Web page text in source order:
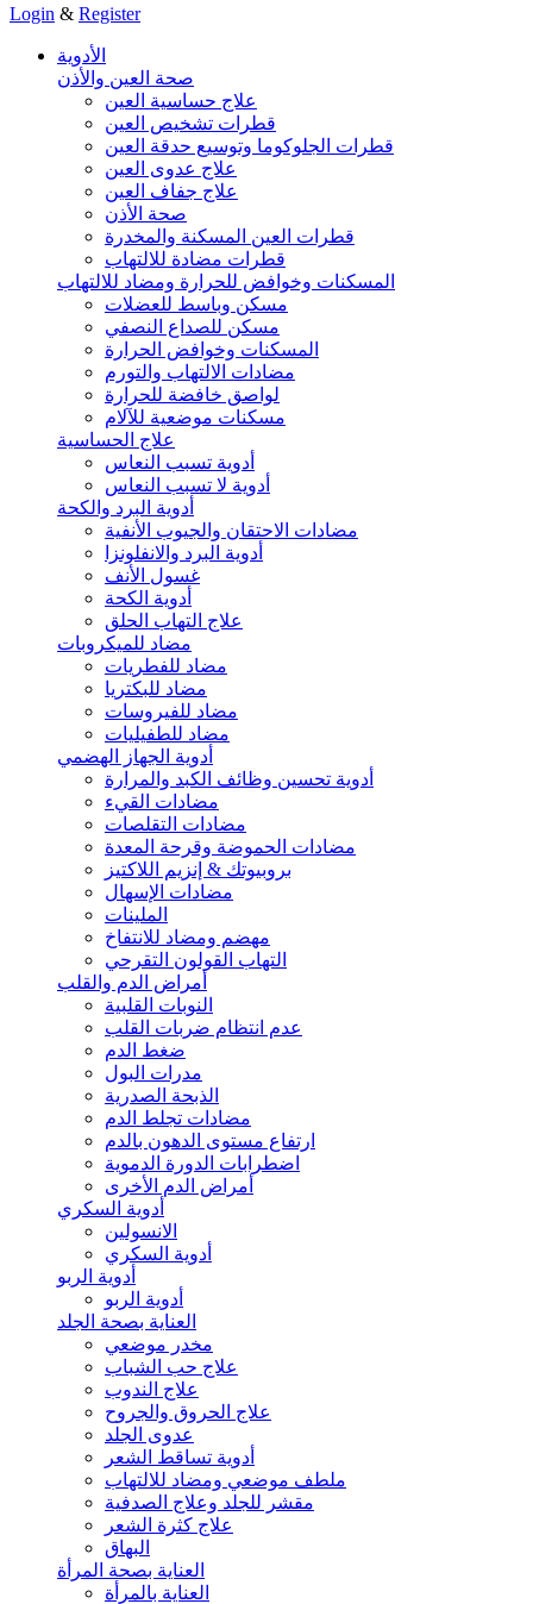
Login & Register
الأدوية
صحة العين والأذن
علاج حساسية العين
قطرات تشخيص العين
قطرات الجلوكوما وتوسيع حدقة العين
علاج عدوى العين
علاج جفاف العين
صحة الأذن
قطرات العين المسكنة والمخدرة
قطرات مضادة للالتهاب
المسكنات وخوافض للحرارة ومضاد للالتهاب
مسكن وباسط للعضلات
مسكن للصداع النصفي
المسكنات وخوافض الحرارة
مضادات الالتهاب والتورم
لواصق خافضة للحرارة
مسكنات موضعية للآلام
علاج الحساسية
أدوية تسبب النعاس
أدوية لا تسبب النعاس
أدوية البرد والكحة
مضادات الاحتقان والجيوب الأنفية
أدوية البرد والانفلونزا
غسول الأنف
أدوية الكحة
علاج التهاب الحلق
مضاد للميكروبات
مضاد للفطريات
مضاد للبكتريا
مضاد للفيروسات
مضاد للطفيليات
أدوية الجهاز الهضمي
أدوية تحسين وظائف الكبد والمرارة
مضادات القيء
مضادات التقلصات
مضادات الحموضة وقرحة المعدة
بروبيوتك & إنزيم اللاكتيز
مضادات الإسهال
الملينات
مهضم ومضاد للانتفاخ
التهاب القولون التقرحي
أمراض الدم والقلب
النوبات القلبية
عدم انتظام ضربات القلب
ضغط الدم
مدرات البول
الذبحة الصدرية
مضادات تجلط الدم
ارتفاع مستوى الدهون بالدم
اضطرابات الدورة الدموية
أمراض الدم الأخرى
أدوية السكري
الانسولين
أدوية السكري
أدوية الربو
أدوية الربو
العناية بصحة الجلد
مخدر موضعي
علاج حب الشباب
علاج الندوب
علاج الحروق والجروح
عدوى الجلد
أدوية تساقط الشعر
ملطف موضعي ومضاد للالتهاب
مقشر للجلد وعلاج الصدفية
علاج كثرة الشعر
البهاق
العناية بصحة المرأة
العناية بالمرأة